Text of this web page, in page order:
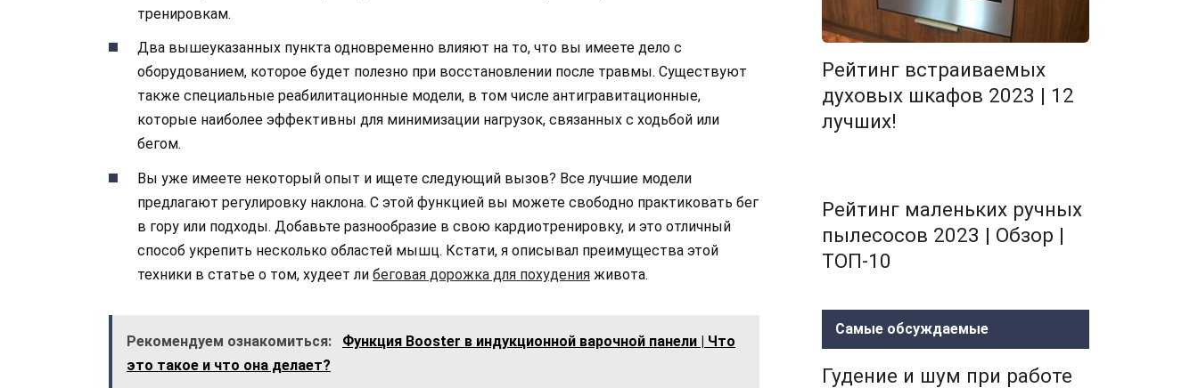
тренировкам.
Два вышеуказанных пункта одновременно влияют на то, что вы имеете дело с
оборудованием, которое будет полезно при восстановлении после травмы. Существуют
также специальные реабилитационные модели, в том числе антигравитационные,
которые наиболее эффективны для минимизации нагрузок, связанных с ходьбой или
бегом.
Вы уже имеете некоторый опыт и ищете следующий вызов? Все лучшие модели
предлагают регулировку наклона. С этой функцией вы можете свободно практиковать бег
в гору или подходы. Добавьте разнообразие в свою кардиотренировку, и это отличный
способ укрепить несколько областей мышц. Кстати, я описывал преимущества этой
техники в статье о том, худеет ли беговая дорожка для похудения живота.
Рекомендуем ознакомиться:
Функция Booster в индукционной варочной панели | Что
это такое и что она делает?
Рейтинг встраиваемых
духовых шкафов 2023 | 12
лучших!
Рейтинг маленьких ручных
пылесосов 2023 | Обзор |
ТОП-10
Самые обсуждаемые
Гудение и шум при работе